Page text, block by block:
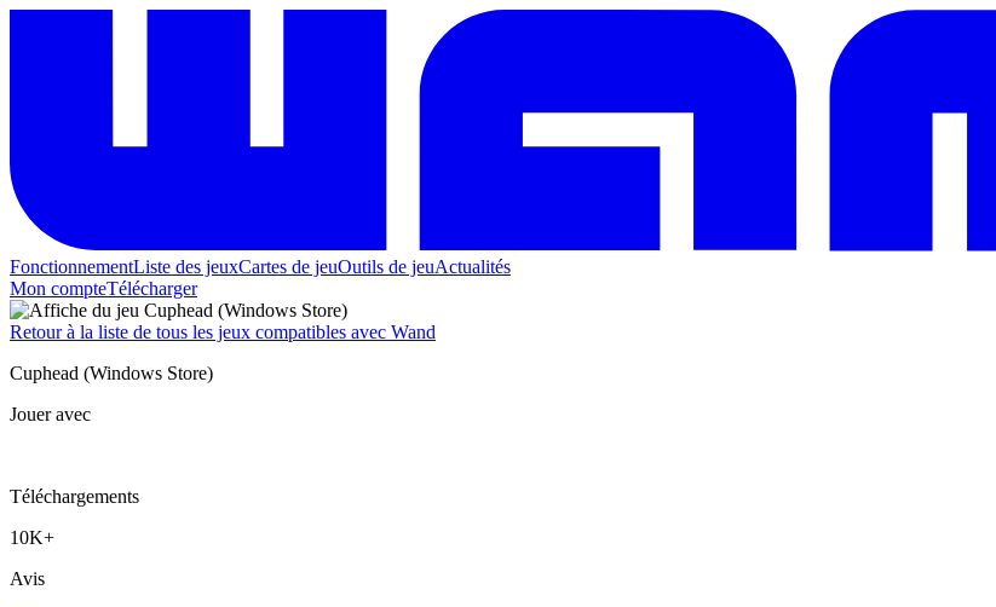
FonctionnementListe des jeuxCartes de jeuOutils de jeuActualités
Mon compteTélécharger
Retour à la liste de tous les jeux compatibles avec Wand
Cuphead (Windows Store)
Jouer avec
Téléchargements
10K+
Avis